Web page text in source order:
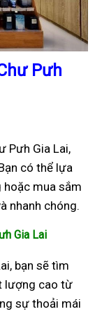
Pưh
Pưh Gia Lai,
có thể lựa
mua sắm
nhanh chóng.
Gia Lai
bạn sẽ tìm
lượng cao từ
sự thoải mái